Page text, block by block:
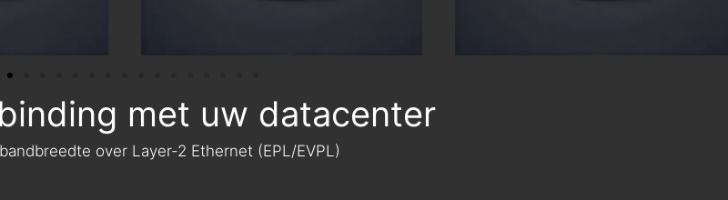
met uw datacenter
over Layer-2 Ethernet (EPL/EVPL)